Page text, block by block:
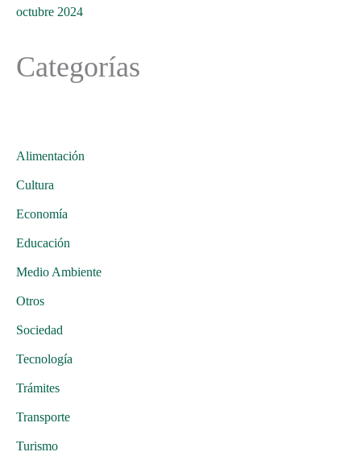
octubre 2024
Categorías
Alimentación
Cultura
Economía
Educación
Medio Ambiente
Otros
Sociedad
Tecnología
Trámites
Transporte
Turismo